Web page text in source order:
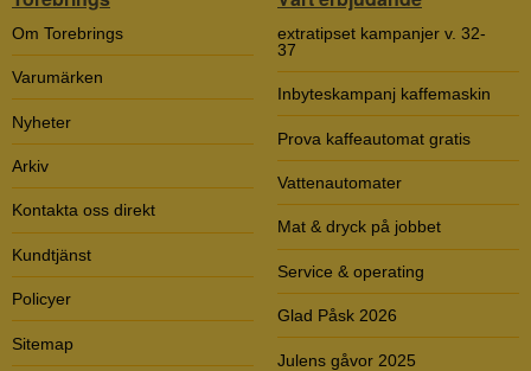
Om Torebrings
Varumärken
Nyheter
Arkiv
Kontakta oss direkt
Kundtjänst
Policyer
Sitemap
extratipset kampanjer v. 32-
37
Inbyteskampanj kaffemaskin
Prova kaffeautomat gratis
Vattenautomater
Mat & dryck på jobbet
Service & operating
Glad Påsk 2026
Julens gåvor 2025